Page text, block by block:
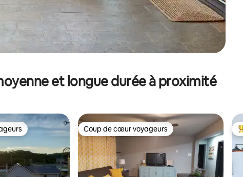
et longue durée à proximité
les plus appréciés Coup de cœur voyageurs
Coup de cœur voyageurs